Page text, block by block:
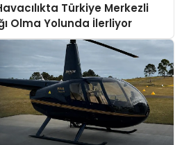
Türkiye Merkezli
Olma Yolunda İlerliyor